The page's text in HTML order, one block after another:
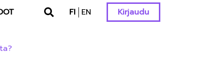
FI EN Kirjaudu